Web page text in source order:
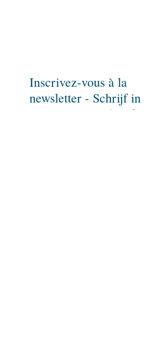
Inscrivez-vous à la
newsletter - Schrijf in
op onze nieuwsbrief